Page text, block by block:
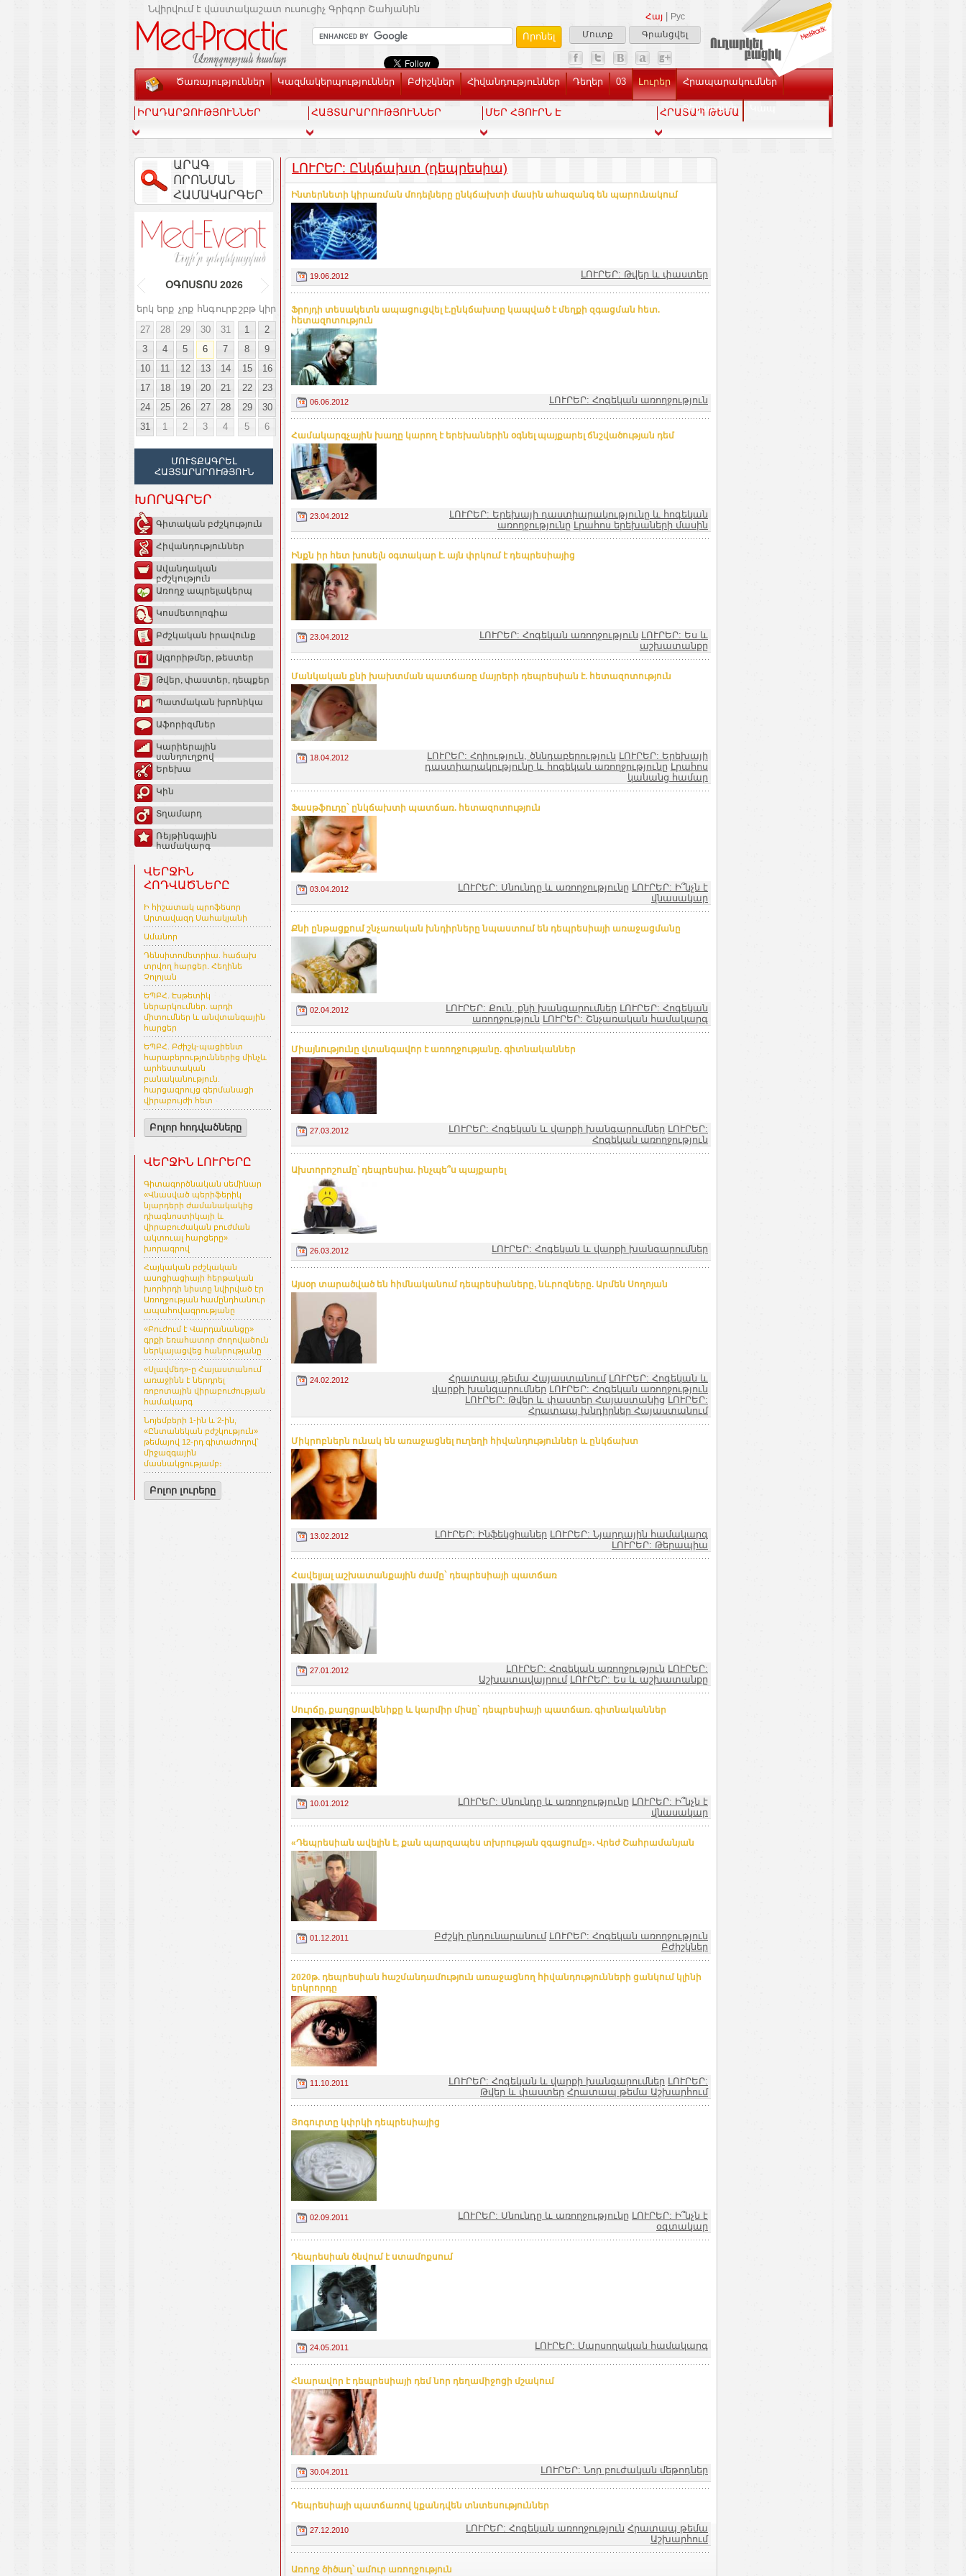
Հայ
Рус
Մուտք
Գրանցվել
Նվիրվում է վաստակաշատ ուսուցիչ Գրիգոր Շահյանին
Ծառայություններ Կազմակերպություններ Բժիշկներ Հիվանդություններ Դեղեր 03 Լուրեր Հրապարակումներ
Տեսասրահ Կապ
ԻՐԱԴԱՐՁՈՒԹՅՈՒՆՆԵՐ ՀԱՅՏԱՐԱՐՈՒԹՅՈՒՆՆԵՐ ՄԵՐ ՀՅՈՒՐՆ Է ՀՐԱՏԱՊ ԹԵՄԱ
ԱՐԱԳ
ՈՐՈՆՄԱՆ
ՀԱՄԱԿԱՐԳԵՐ
ՕԳՈՍՏՈՍ 2026
երկ երք չրք հնգուրբ շբթ կիր
27
28 29 30 31 1
2
3
4 5 6 7 8
9
10
11 12 13 14 15
16
17
18 19 20 21 22
23
24
25 26 27 28 29
30
31
1 2 3 4 5 6
ՄՈՒՏՔԱԳՐԵԼ
ՀԱՅՏԱՐԱՐՈՒԹՅՈՒՆ
ԽՈՐԱԳՐԵՐ
Գիտական բժշկություն
Հիվանդություններ
Ավանդական
բժշկություն
Առողջ ապրելակերպ
Կոսմետոլոգիա
Բժշկական իրավունք
Ալգորիթմեր, թեստեր
Թվեր, փաստեր, դեպքեր
Պատմական խրոնիկա
Աֆորիզմներ
Կարիերային
սանդուղքով
Երեխա
Կին
Տղամարդ
Ռեյթինգային
համակարգ
ՎԵՐՋԻՆ
ՀՈԴՎԱԾՆԵՐԸ
Ի հիշատակ պրոֆեսոր
Արտավազդ Սահակյանի
Ամանոր
Դենսիտոմետրիա. հաճախ
տրվող հարցեր. Հեղինե
Չոլոյան
ԵՊԲՀ. Էսթետիկ
ներարկումներ. արդի
միտումներ և անվտանգային
հարցեր
ԵՊԲՀ. Բժիշկ-պացիենտ
հարաբերություններից մինչև
արհեստական
բանականություն.
հարցազրույց գերմանացի
վիրաբույժի հետ
Բոլոր հոդվածները
ՎԵՐՋԻՆ ԼՈՒՐԵՐԸ
Գիտագործնական սեմինար
«Վնասված պերիֆերիկ
նյարդերի ժամանակակից
դիագնոստիկայի և
վիրաբուժական բուժման
ակտուալ հարցերը»
խորագրով
Հայկական բժշկական
ասոցիացիայի հերթական
խորհրդի նիստը նվիրված էր
Առողջության համընդհանուր
ապահովագրությանը
«Բուժում է Վարդանանցը»
գրքի եռահատոր ժողովածուն
ներկայացվեց հանրությանը
«Սլավմեդ»-ը Հայաստանում
առաջինն է ներդրել
ռոբոտային վիրաբուժության
համակարգ
Նոյեմբերի 1-ին և 2-ին,
«Ընտանեկան բժշկություն»
թեմայով 12-րդ գիտաժողով՝
միջազգային
մասնակցությամբ։
Բոլոր լուրերը
ԼՈՒՐԵՐ: Ընկճախտ (դեպրեսիա)
Ինտերնետի կիրառման մոդելները ընկճախտի մասին ահազանգ են պարունակում
19.06.2012 ԼՈՒՐԵՐ: Թվեր և փաստեր
Ֆրոյդի տեսակետն ապացուցվել է.ընկճախտը կապված է մեղքի զգացման հետ.
հետազոտություն
06.06.2012 ԼՈՒՐԵՐ: Հոգեկան առողջություն
Համակարգչային խաղը կարող է երեխաներին օգնել պայքարել ճնշվածության դեմ
23.04.2012
ԼՈՒՐԵՐ: Երեխայի դաստիարակությունը և հոգեկան
առողջությունը Լրահոս երեխաների մասին
Ինքն իր հետ խոսելն օգտակար է. այն փրկում է դեպրեսիայից
23.04.2012 ԼՈՒՐԵՐ: Հոգեկան առողջություն ԼՈՒՐԵՐ: Ես և
աշխատանքը
Մանկական քնի խախտման պատճառը մայրերի դեպրեսիան է. հետազոտություն
18.04.2012 ԼՈՒՐԵՐ: Հղիություն, ծննդաբերություն ԼՈՒՐԵՐ: Երեխայի
դաստիարակությունը և հոգեկան առողջությունը Լրահոս
կանանց համար
Ֆասթֆուդը` ընկճախտի պատճառ. հետազոտություն
03.04.2012 ԼՈՒՐԵՐ: Սնունդը և առողջությունը ԼՈՒՐԵՐ: Ի՞նչն է
վնասակար
Քնի ընթացքում շնչառական խնդիրները նպաստում են դեպրեսիայի առաջացմանը
02.04.2012 ԼՈՒՐԵՐ: Քուն, քնի խանգարումներ ԼՈՒՐԵՐ: Հոգեկան
առողջություն ԼՈՒՐԵՐ: Շնչառական համակարգ
Միայնությունը վտանգավոր է առողջությանը. գիտնականներ
27.03.2012 ԼՈՒՐԵՐ: Հոգեկան և վարքի խանգարումներ ԼՈՒՐԵՐ:
Հոգեկան առողջություն
Ախտորոշումը՝ դեպրեսիա. ինչպե՞ս պայքարել
26.03.2012 ԼՈՒՐԵՐ: Հոգեկան և վարքի խանգարումներ
Այսօր տարածված են հիմնականում դեպրեսիաները, նևրոզները. Արմեն Սողոյան
24.02.2012 Հրատապ թեմա Հայաստանում ԼՈՒՐԵՐ: Հոգեկան և
վարքի խանգարումներ ԼՈՒՐԵՐ: Հոգեկան առողջություն
ԼՈՒՐԵՐ: Թվեր և փաստեր Հայաստանից ԼՈՒՐԵՐ:
Հրատապ խնդիրներ Հայաստանում
Միկրոբներն ունակ են առաջացնել ուղեղի հիվանդություններ և ընկճախտ
13.02.2012 ԼՈՒՐԵՐ: Ինֆեկցիաներ ԼՈՒՐԵՐ: Նյարդային համակարգ
ԼՈՒՐԵՐ: Թերապիա
Հավելյալ աշխատանքային ժամը` դեպրեսիայի պատճառ
27.01.2012 ԼՈՒՐԵՐ: Հոգեկան առողջություն ԼՈՒՐԵՐ:
Աշխատավայրում ԼՈՒՐԵՐ: Ես և աշխատանքը
Սուրճը, քաղցրավենիքը և կարմիր միսը` դեպրեսիայի պատճառ. գիտնականներ
10.01.2012 ԼՈՒՐԵՐ: Սնունդը և առողջությունը ԼՈՒՐԵՐ: Ի՞նչն է
վնասակար
«Դեպրեսիան ավելին է, քան պարզապես տխրության զգացումը». Վրեժ Շահրամանյան
01.12.2011 Բժշկի ընդունարանում ԼՈՒՐԵՐ: Հոգեկան առողջություն
Բժիշկներ
2020թ. դեպրեսիան հաշմանդամություն առաջացնող հիվանդությունների ցանկում կլինի
երկրորդը
11.10.2011 ԼՈՒՐԵՐ: Հոգեկան և վարքի խանգարումներ ԼՈՒՐԵՐ:
Թվեր և փաստեր Հրատապ թեմա Աշխարհում
Յոգուրտը կփրկի դեպրեսիայից
02.09.2011 ԼՈՒՐԵՐ: Սնունդը և առողջությունը ԼՈՒՐԵՐ: Ի՞նչն է
օգտակար
Դեպրեսիան ծնվում է ստամոքսում
24.05.2011 ԼՈՒՐԵՐ: Մարսողական համակարգ
Հնարավոր է դեպրեսիայի դեմ նոր դեղամիջոցի մշակում
30.04.2011 ԼՈՒՐԵՐ: Նոր բուժական մեթոդներ
Դեպրեսիայի պատճառով կքանդվեն տնտեսություններ
27.12.2010 ԼՈՒՐԵՐ: Հոգեկան առողջություն Հրատապ թեմա
Աշխարհում
Առողջ ծիծաղ՝ ամուր առողջություն